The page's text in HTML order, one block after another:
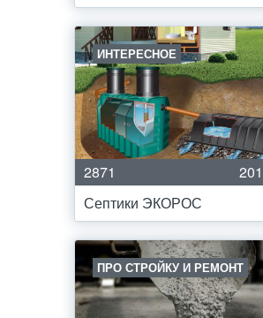
ИНТЕРЕСНОЕ
2871
Септики ЭКОРОС
ПРО СТРОЙКУ И РЕМОНТ